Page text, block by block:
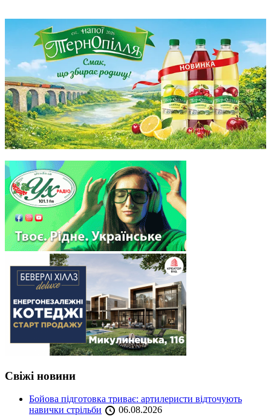
Свіжі новини
Бойова підготовка триває: артилеристи відточують
навички стрільби
06.08.2026